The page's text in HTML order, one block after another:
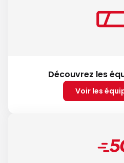
Découvrez les
Voir les